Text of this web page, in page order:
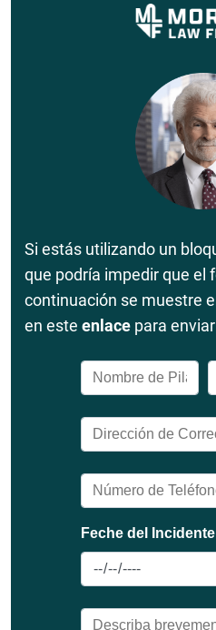
Si estás utilizando un
que podría impedir que el
continuación se muestre
en este enlace para